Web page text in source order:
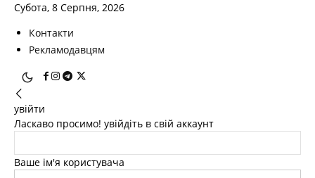
Субота, 8 Серпня, 2026
Контакти
Рекламодавцям
увійти
Ласкаво просимо! увійдіть в свій аккаунт
Ваше ім'я користувача